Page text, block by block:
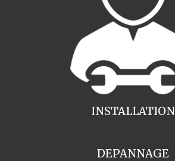
INSTALLATION
DEPANNAGE